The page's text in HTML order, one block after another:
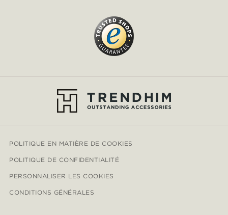
POLITIQUE EN MATIÈRE DE COOKIES
POLITIQUE DE CONFIDENTIALITÉ
PERSONNALISER LES COOKIES
CONDITIONS GÉNÉRALES